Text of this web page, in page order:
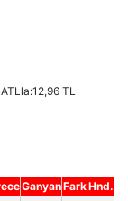
TL
GanyanFarkHnd.